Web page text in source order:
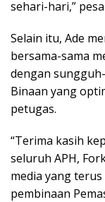
sehari-hari,”
Selain itu, Ade
bersama-sama
dengan
Binaan yang
petugas.
“Terima kasih
seluruh APH,
media yang
pembinaan